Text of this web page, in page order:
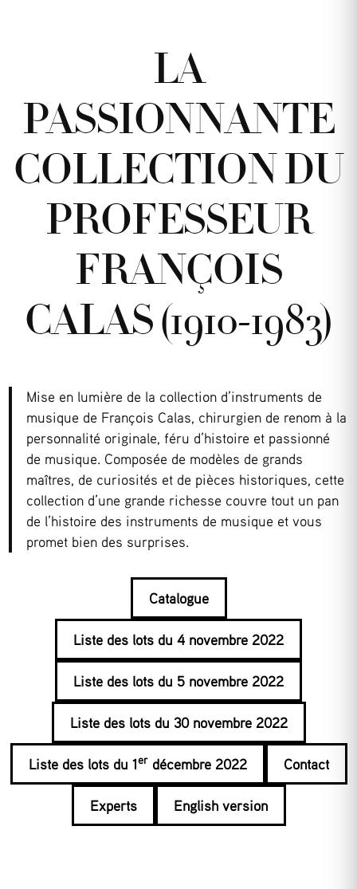
LA
PASSIONNANTE
COLLECTION DU
PROFESSEUR
FRANÇOIS
CALAS (1910-1983)
Mise en lumière de la collection d’instruments de
musique de François Calas, chirurgien de renom à la
personnalité originale, féru d’histoire et passionné
de musique. Composée de modèles de grands
maîtres, de curiosités et de pièces historiques, cette
collection d’une grande richesse couvre tout un pan
de l’histoire des instruments de musique et vous
promet bien des surprises.
Catalogue
Liste des lots du 4 novembre 2022
Liste des lots du 5 novembre 2022
Liste des lots du 30 novembre 2022
Liste des lots du 1erdécembre 2022 Contact
Experts English version